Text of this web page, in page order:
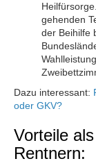
gehenden
der Beihilfe
Dazu interessant:
oder GKV?
Vorteile
Rentnern: